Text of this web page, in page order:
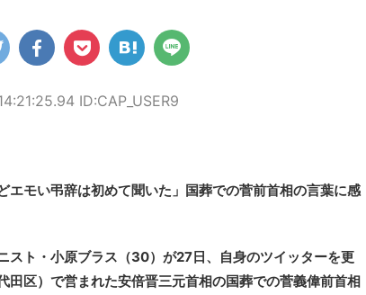
ID:CAP_USER9
エモい弔辞は初めて聞いた」国葬での菅前首相の言葉に感
スト・小原ブラス（30）が27日、自身のツイッターを更
田区）で営まれた安倍晋三元首相の国葬での菅義偉前首相